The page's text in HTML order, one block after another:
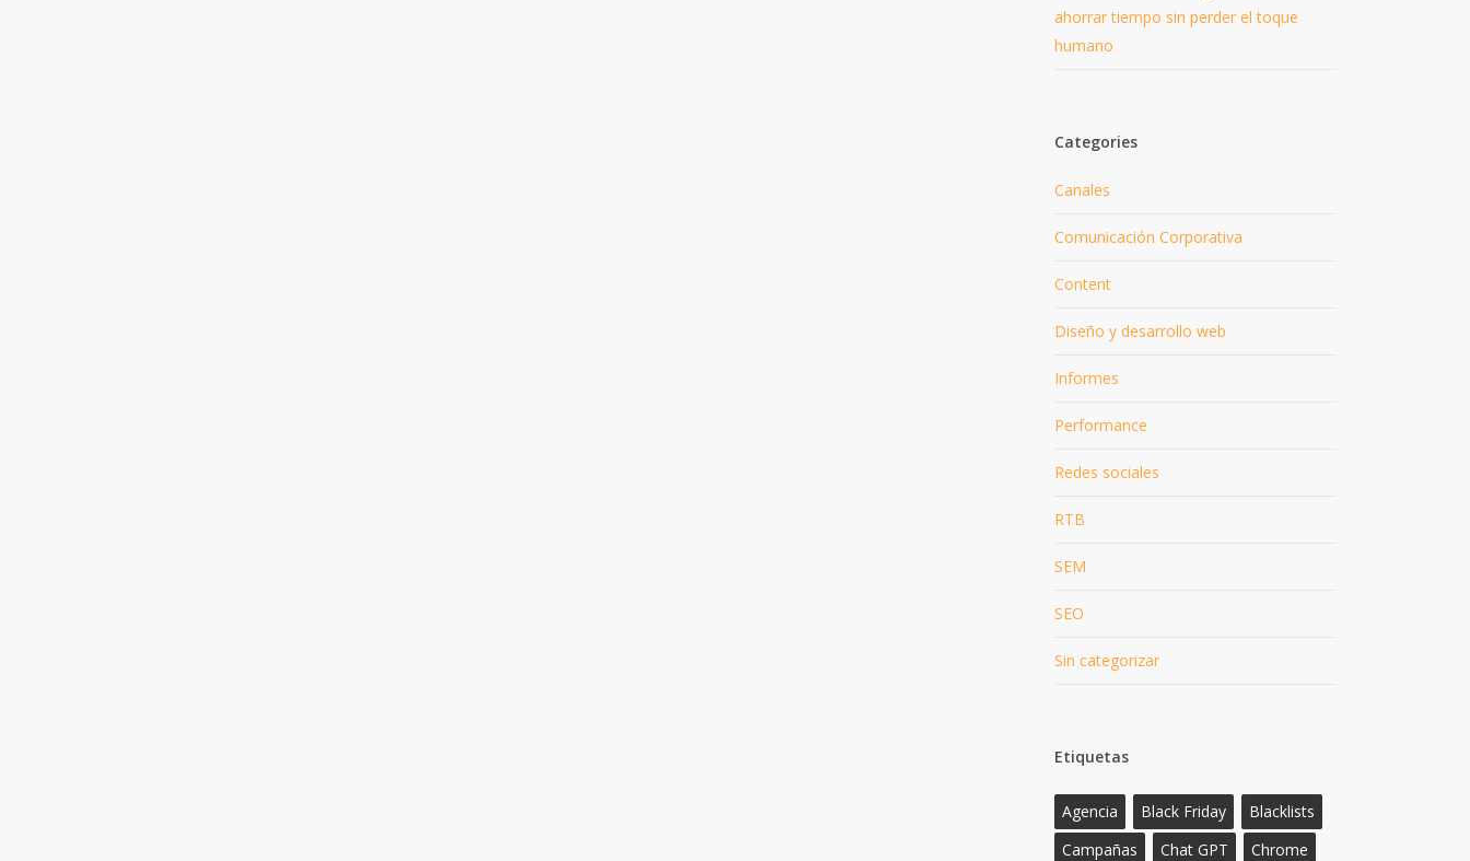
ahorrar tiempo sin perder el toque
humano
Categories
Canales
Comunicación Corporativa
Content
Diseño y desarrollo web
Informes
Performance
Redes sociales
RTB
SEM
SEO
Sin categorizar
Etiquetas
Agencia Black Friday
Blacklists
Campañas
Chat GPT
Chrome